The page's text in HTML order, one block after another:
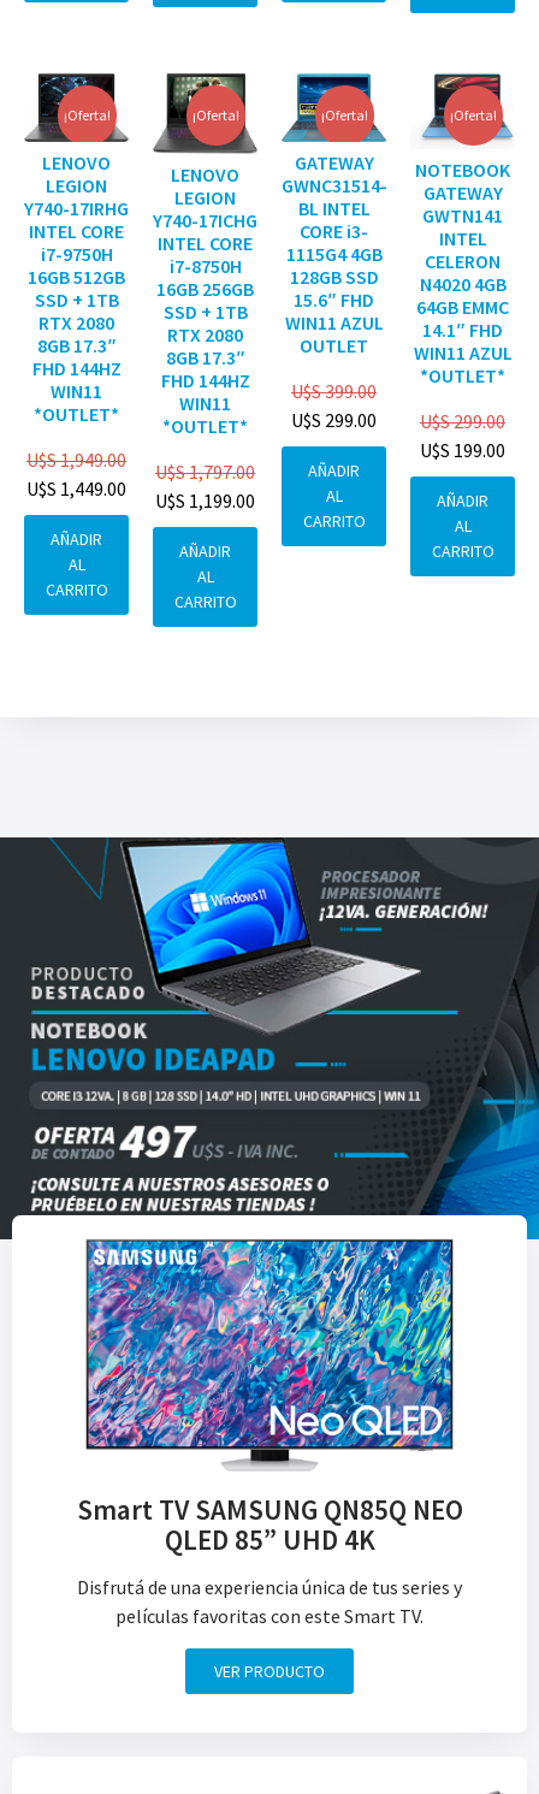
¡Oferta!
LENOVO
LEGION
Y740-17IRHG
INTEL CORE
i7-9750H
16GB 512GB
SSD + 1TB
RTX 2080
8GB 17.3″
FHD 144HZ
WIN11
*OUTLET*
U$S1,949.00
U$S 1,449.00
AÑADIR
AL
CARRITO
¡Oferta!
LENOVO
LEGION
Y740-17ICHG
INTEL CORE
i7-8750H
16GB 256GB
SSD + 1TB
RTX 2080
8GB 17.3″
FHD 144HZ
WIN11
*OUTLET*
U$S1,797.00
U$S 1,199.00
AÑADIR
AL
CARRITO
¡Oferta!
GATEWAY
GWNC31514-
BL INTEL
CORE i3-
1115G4 4GB
128GB SSD
15.6″ FHD
WIN11 AZUL
OUTLET
U$S399.00
U$S 299.00
AÑADIR
AL
CARRITO
¡Oferta!
NOTEBOOK
GATEWAY
GWTN141
INTEL
CELERON
N4020 4GB
64GB EMMC
14.1″ FHD
WIN11 AZUL
*OUTLET*
U$S299.00
U$S 199.00
AÑADIR
AL
CARRITO
Smart TV SAMSUNG QN85Q NEO
QLED 85” UHD 4K
Disfrutá de una experiencia única de tus series y
películas favoritas con este Smart TV.
VER PRODUCTO